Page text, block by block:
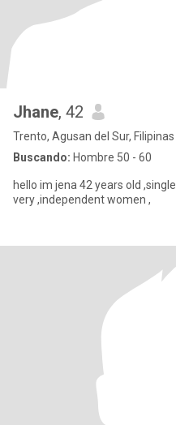
Jhane, 42
Trento, Agusan del Sur, Filipinas
Buscando: Hombre 50 - 60
hello im jena 42 years old ,single and i have 1 son , im simple and
very ,independent women ,